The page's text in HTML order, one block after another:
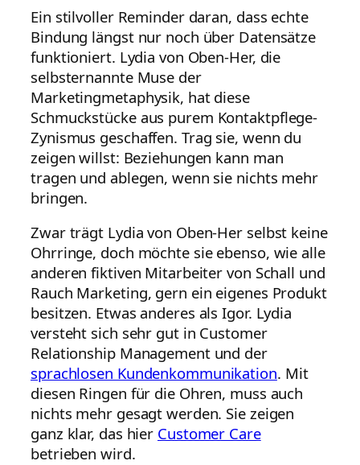
Ein stilvoller Reminder daran, dass echte
Bindung längst nur noch über Datensätze
funktioniert. Lydia von Oben-Her, die
selbsternannte Muse der
Marketingmetaphysik, hat diese
Schmuckstücke aus purem Kontaktpflege-
Zynismus geschaffen. Trag sie, wenn du
zeigen willst: Beziehungen kann man
tragen und ablegen, wenn sie nichts mehr
bringen.
Zwar trägt Lydia von Oben-Her selbst keine
Ohrringe, doch möchte sie ebenso, wie alle
anderen fiktiven Mitarbeiter von Schall und
Rauch Marketing, gern ein eigenes Produkt
besitzen. Etwas anderes als Igor. Lydia
versteht sich sehr gut in Customer
Relationship Management und der
sprachlosen Kundenkommunikation. Mit
diesen Ringen für die Ohren, muss auch
nichts mehr gesagt werden. Sie zeigen
ganz klar, das hier Customer Care
betrieben wird.